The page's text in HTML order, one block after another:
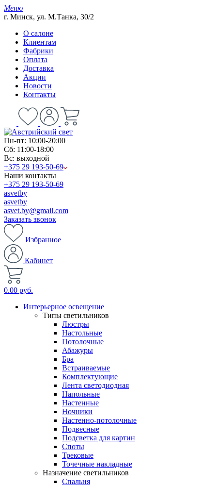
Меню
г. Минск, ул. М.Танка, 30/2
О салоне
Клиентам
Фабрики
Оплата
Доставка
Акции
Новости
Контакты
Пн-пт: 10:00-20:00
Сб: 11:00-18:00
Вс: выходной
+375 29 193-50-69
Наши контакты
+375 29 193-50-69
asvetby
asvetby
asvet.by@gmail.com
Заказать звонок
Избранное
Кабинет
0.00 руб.
Интерьерное освещение
Типы светильников
Люстры
Настольные
Потолочные
Абажуры
Бра
Встраиваемые
Комплектующие
Лента светодиодная
Напольные
Настенные
Ночники
Настенно-потолочные
Подвесные
Подсветка для картин
Споты
Трековые
Точечные накладные
Назначение светильников
Спальня